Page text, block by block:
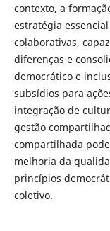
contexto, a
estratégia
colaborativas,
diferenças e
democrático e
subsídios para
integração de
gestão
compartilhada
melhoria da
princípios
coletivo.